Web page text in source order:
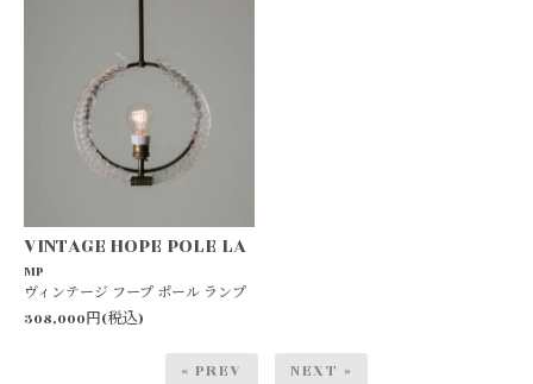
VINTAGE HOPE POLE LA
MP
ヴィンテージ フープ ポール ランプ
308,000円(税込)
« PREV NEXT »